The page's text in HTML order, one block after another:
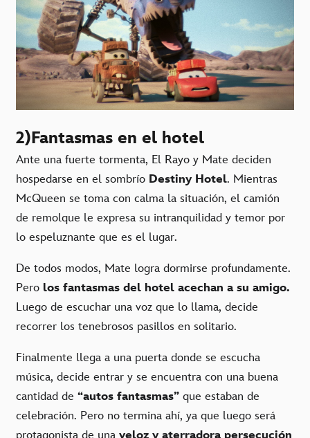
2)Fantasmas en el hotel
Ante una fuerte tormenta, El Rayo y Mate deciden
hospedarse en el sombrío Destiny Hotel. Mientras
McQueen se toma con calma la situación, el camión
de remolque le expresa su intranquilidad y temor por
lo espeluznante que es el lugar.
De todos modos, Mate logra dormirse profundamente.
Pero los fantasmas del hotel acechan a su amigo.
Luego de escuchar una voz que lo llama, decide
recorrer los tenebrosos pasillos en solitario.
Finalmente llega a una puerta donde se escucha
música, decide entrar y se encuentra con una buena
cantidad de “autos fantasmas” que estaban de
celebración. Pero no termina ahí, ya que luego será
protagonista de una veloz y aterradora persecución